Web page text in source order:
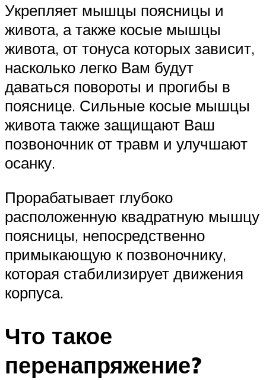
Укрепляет мышцы поясницы и
живота, а также косые мышцы
живота, от тонуса которых зависит,
насколько легко Вам будут
даваться повороты и прогибы в
пояснице. Сильные косые мышцы
живота также защищают Ваш
позвоночник от травм и улучшают
осанку.
Прорабатывает глубоко
расположенную квадратную мышцу
поясницы, непосредственно
примыкающую к позвоночнику,
которая стабилизирует движения
корпуса.
Что такое
перенапряжение?